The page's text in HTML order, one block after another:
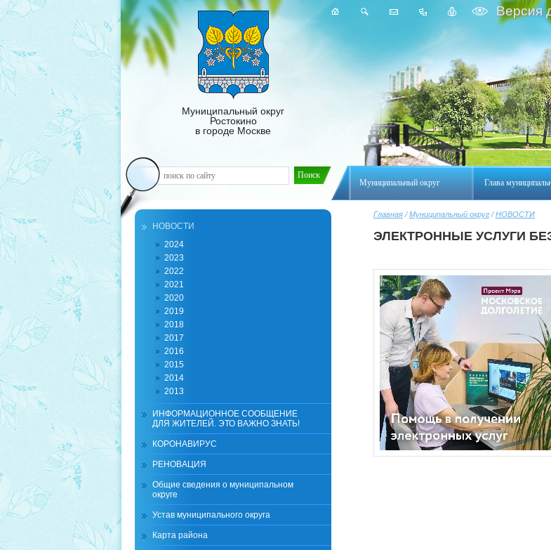
Муниципальный округ Глава
Муниципальный округ
Ростокино
в городе Москве
Версия
Главная /Муниципальный округ /НОВОСТИ
ЭЛЕКТРОННЫЕ УСЛУГИ
НОВОСТИ
2024
2023
2022
2021
2020
2019
2018
2017
2016
2015
2014
2013
ИНФОРМАЦИОННОЕ СООБЩЕНИЕ
ДЛЯ ЖИТЕЛЕЙ. ЭТО ВАЖНО ЗНАТЬ!
КОРОНАВИРУС
РЕНОВАЦИЯ
Общие сведения о муниципальном
округе
Устав муниципального округа
Карта района